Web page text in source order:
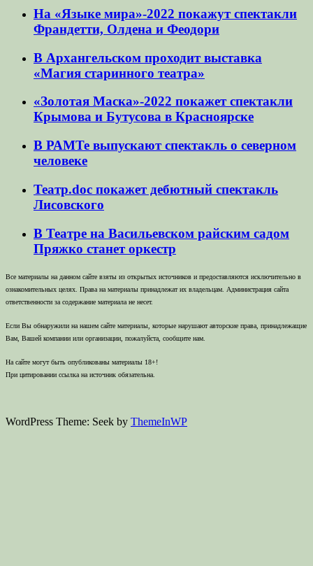
На «Языке мира»-2022 покажут спектакли
Франдетти, Олдена и Феодори
В Архангельском проходит выставка
«Магия старинного театра»
«Золотая Маска»-2022 покажет спектакли
Крымова и Бутусова в Красноярске
В РАМТе выпускают спектакль о северном
человеке
Театр.doc покажет дебютный спектакль
Лисовского
В Театре на Васильевском райским садом
Пряжко станет оркестр
Все материалы на данном сайте взяты из открытых источников и предоставляются исключительно в
ознакомительных целях. Права на материалы принадлежат их владельцам. Администрация сайта
ответственности за содержание материала не несет.
Если Вы обнаружили на нашем сайте материалы, которые нарушают авторские права, принадлежащие
Вам, Вашей компании или организации, пожалуйста, сообщите нам.
На сайте могут быть опубликованы материалы 18+!
При цитировании ссылка на источник обязательна.
WordPress Theme: Seek by ThemeInWP